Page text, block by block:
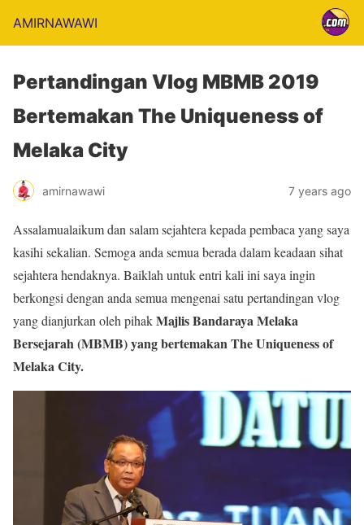
AMIRNAWAWI
Pertandingan Vlog MBMB 2019
Bertemakan The Uniqueness of
Melaka City
amirnawawi 7 years ago
Assalamualaikum dan salam sejahtera kepada pembaca yang saya
kasihi sekalian. Semoga anda semua berada dalam keadaan sihat
sejahtera hendaknya. Baiklah untuk entri kali ini saya ingin
berkongsi dengan anda semua mengenai satu pertandingan vlog
yang dianjurkan oleh pihakMajlis Bandaraya Melaka
Bersejarah (MBMB) yang bertemakan The Uniqueness of
Melaka City.